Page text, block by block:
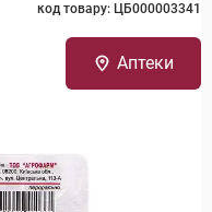
код товару: ЦБ000003341
Аптеки